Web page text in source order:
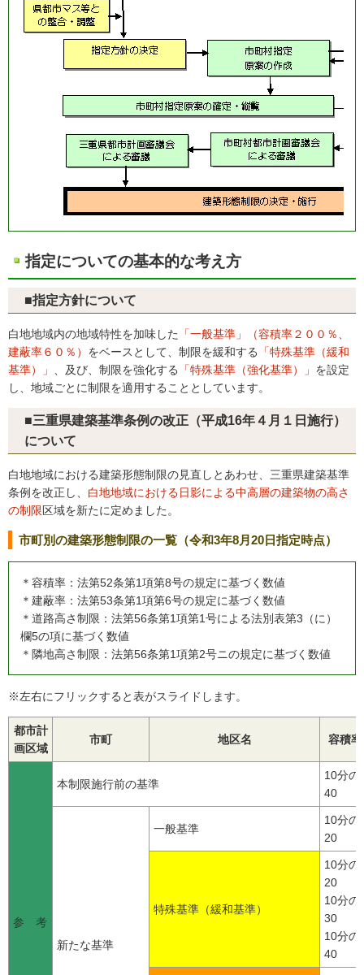
指定についての基本的な考え方
■指定方針について
白地地域内の地域特性を加味した
「一般基準」（容積率２００％、
建蔽率６０％） をベースとして、制限を緩和する
「特殊基準（緩和
基準）」
、及び、制限を強化する 「特殊基準（強化基準）」 を設定
し、地域ごとに制限を適用することとしています。
■三重県建築基準条例の改正（平成16年４月１日施行）
について
白地地域における建築形態制限の見直しとあわせ、三重県建築基準
条例を改正し、 白地地域における日影による中高層の建築物の高さ
の制限区域を新たに定めました。
市町別の建築形態制限の一覧（令和3年8月20日指定時点）
＊容積率：法第52条第1項第8号の規定に基づく数値
＊建蔽率：法第53条第1項第6号の規定に基づく数値
＊道路高さ制限：法第56条第1項第1号による法別表第3（に）
欄5の項に基づく数値
＊隣地高さ制限：法第56条第1項第2号ニの規定に基づく数値
※左右にフリックすると表がスライドします。
都市計
画区域
市町 地区名 容積率
参 考
本制限施行前の基準
10分の
40
新たな基準
一般基準
10分の
20
特殊基準（緩和基準）
10分の
20
10分の
30
10分の
40